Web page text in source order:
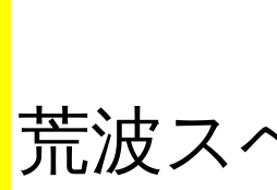
荒波ス